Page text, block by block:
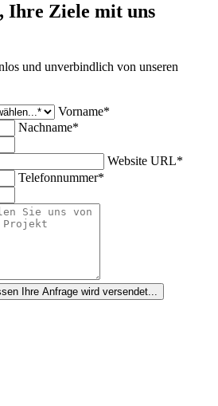
Ihre Ziele mit uns
und unverbindlich von unseren
Vorname*
Nachname*
Website URL*
Telefonnummer*
Ihre Anfrage wird versendet...